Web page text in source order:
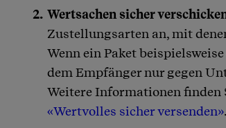
Wertsachen sicher
Zustellungsarten an, mit
Wenn ein Paket
dem Empfänger nur gegen
Weitere Informationen finden
«Wertvolles sicher versenden».